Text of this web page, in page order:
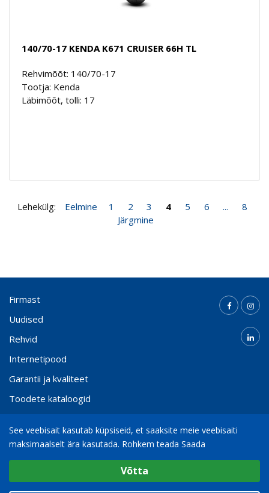
140/70-17 KENDA K671 CRUISER 66H TL
Rehvimõõt: 140/70-17
Tootja: Kenda
Läbimõõt, tolli: 17
Lehekülg: Eelmine 1 2 3 4 5 6 ...
8
Järgmine
Firmast
Uudised
Rehvid
Internetipood
Garantii ja kvaliteet
Toodete kataloogid
Kontakt
(+372) 65 000 21
© 2026Bohnenkamp AG
See veebisait kasutab küpsiseid, et saaksite meie veebisaiti
maksimaalselt ära kasutada. Rohkem teada Saada
Valige cookie Seaded
Analüütiline / Funktsionaalne
Võtta